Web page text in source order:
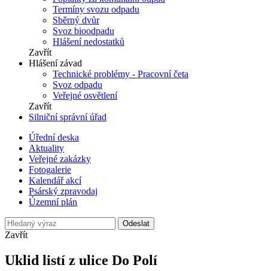
Termíny svozu odpadu
Sběrný dvůr
Svoz bioodpadu
Hlášení nedostatků
Zavřít
Hlášení závad
Technické problémy - Pracovní četa
Svoz odpadu
Veřejné osvětlení
Zavřít
Silniční správní úřad
Úřední deska
Aktuality
Veřejné zakázky
Fotogalerie
Kalendář akcí
Psárský zpravodaj
Územní plán
Odeslat
Zavřít
Uklid listí z ulice Do Polí